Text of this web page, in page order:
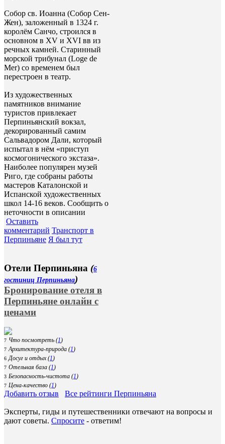
Собор св. Иоанна (Собор Сен-
Жен), заложенный в 1324 г.
королём Санчо, строился в
основном в XV и XVI вв из
речных камней. Старинный
морской трибунал (Loge de
Mer) со временем был
перестроен в театр.
Из художественных
памятников внимание
туристов привлекает
Перпиньянский вокзал,
декорированный самим
Сальвадором Дали, который
испытал в нём «приступ
космогонического экстаза».
Наиболее популярен музей
Риго, где собраны работы
мастеров Каталонской и
Испанской художественных
школ 14-16 веков. Сообщить о
неточности в описании
Оставить
комментарий Транспорт в
Перпиньяне Я был тут
Отели Перпиньяна (6
гостиниц Перпиньяна)
Бронирование отеля в
Перпиньяне онлайн с
ценами
7 Что посмотреть (1)
7 Архитектура-природа (1)
6 Досуг и отдых (1)
7 Отельная база (1)
3 Безопасность-чистота (1)
7 Цена-качество (1)
Добавить отзыв Все рейтинги Перпиньяна
Эксперты, гиды и путешественники отвечают на вопросы и
дают советы. Спросите - ответим!